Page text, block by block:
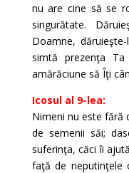
nu are cine să se
singurătate.
Doamne,
simtă prezenţa
amărăciune să Îţi
Icosul al 9-lea:
Nimeni nu este fără
de semenii săi;
suferinţa, căci îi
faţă de neputinţele